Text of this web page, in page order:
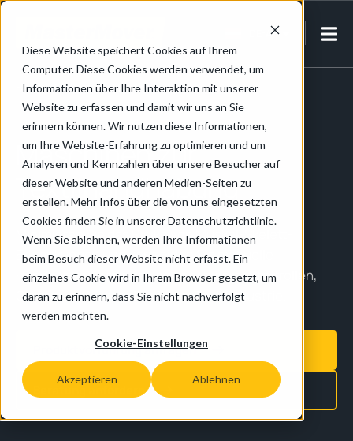
Diese Website speichert Cookies auf Ihrem
Computer. Diese Cookies werden verwendet, um
Informationen über Ihre Interaktion mit unserer
Website zu erfassen und damit wir uns an Sie
erinnern können. Wir nutzen diese Informationen,
um Ihre Website-Erfahrung zu optimieren und um
Analysen und Kennzahlen über unsere Besucher auf
dieser Website und anderen Medien-Seiten zu
erstellen. Mehr Infos über die von uns eingesetzten
Cookies finden Sie in unserer Datenschutzrichtlinie.
Wenn Sie ablehnen, werden Ihre Informationen
beim Besuch dieser Website nicht erfasst. Ein
einzelnes Cookie wird in Ihrem Browser gesetzt, um
daran zu erinnern, dass Sie nicht nachverfolgt
werden möchten.
Cookie-Einstellungen
Akzeptieren Ablehnen
DE-AT
Home/ Fertigung & Montage/ Textilien
Maschinen zur
Textilhandhabung
Minimieren Sie das Risiko von Muskel-Skelett-
Erkrankungen und vermeiden Sie manuelle
Handhabung beim Bewegen schwerer Stoffrollen,
Geräte und Materialien in der Textilindustrie.
Produktvorführung anfragen
Beratung anfordern